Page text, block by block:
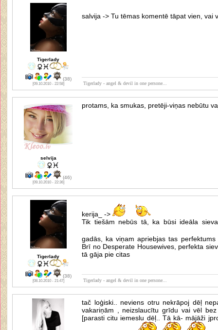
Tigerlady
(38)
[09.10.2010 - 22:58]
salvija -> Tu tēmas komentē tāpat vien, vai
Tigerlady - angel & devil in one persone...
selvija
(46)
[09.10.2010 - 22:36]
protams, ka smukas, pretēji-viņas nebūtu
Tigerlady
(38)
[08.10.2010 - 21:47]
kerija_ ->
Tik tiešām nebūs tā, ka būsi ideāla
gadās, ka viņam apriebjas tas perfektums
Brī no Desperate Housewives, perfekta
tā gāja pie citas
Tigerlady - angel & devil in one persone...
tač loģiski.. neviens otru nekrāpoj dēļ
vakariņām , neizslaucītu grīdu vai vēl
[parasti citu iemeslu dēļ.. Tā kā- mājāži